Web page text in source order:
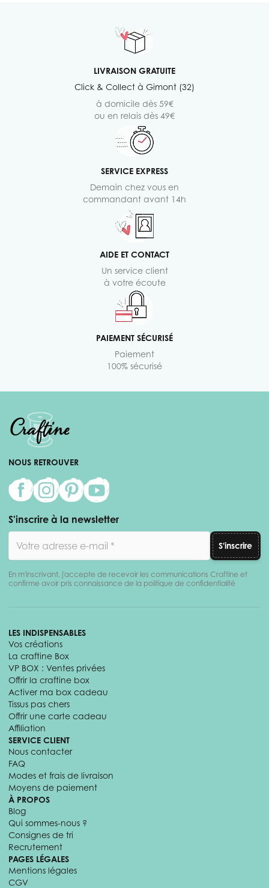
LIVRAISON GRATUITE
Click & Collect à Gimont (32)
à domicile dès 59€
ou en relais dès 49€
SERVICE EXPRESS
Demain chez vous en
commandant avant 14h
AIDE ET CONTACT
Un service client
à votre écoute
PAIEMENT SÉCURISÉ
Paiement
100% sécurisé
NOUS RETROUVER
S'inscrire à la newsletter
S'inscrire
En m'inscrivant, j'accepte de recevoir les communications Craftine et
confirme avoir pris connaissance de la politique de confidentialité
LES INDISPENSABLES
Vos créations
La craftine Box
VP BOX : Ventes privées
Offrir la craftine box
Activer ma box cadeau
Tissus pas chers
Offrir une carte cadeau
Affiliation
SERVICE CLIENT
Nous contacter
FAQ
Modes et frais de livraison
Moyens de paiement
À PROPOS
Blog
Qui sommes-nous ?
Consignes de tri
Recrutement
PAGES LÉGALES
Mentions légales
CGV